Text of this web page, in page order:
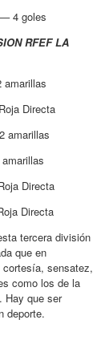
4 goles
RFEF LA
Directa
Directa
Directa
tercera división
que en
sensatez,
como los de la
Hay que ser
deporte.